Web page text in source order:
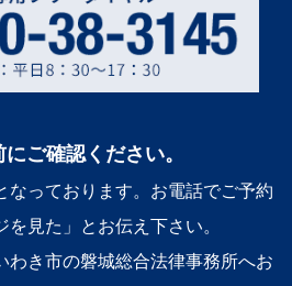
ご確認ください。
なっております。お電話でご予約
見た」とお伝え下さい。
わき市の磐城総合法律事務所へお